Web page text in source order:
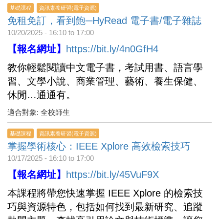
基礎課程 資訊素養研習(電子資源)
免租免訂，看到飽─HyRead 電子書/電子雜誌
10/20/2025 - 16:10 to 17:00
【報名網址】
https://bit.ly/4n0GfH4
教你輕鬆閱讀中文電子書，考試用書、語言學
習、文學小說、商業管理、藝術、養生保健、
休閒…通通有。
適合對象: 全校師生
基礎課程 資訊素養研習(電子資源)
掌握學術核心：IEEE Xplore 高效檢索技巧
10/17/2025 - 16:10 to 17:00
【報名網址】
https://bit.ly/45VuF9X
本課程將帶您快速掌握 IEEE Xplore 的檢索技
巧與資源特色，包括如何找到最新研究、追蹤